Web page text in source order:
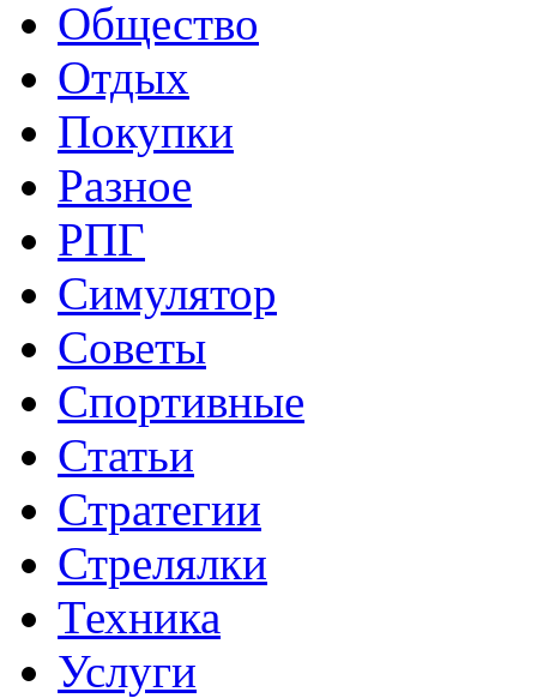
Общество
Отдых
Покупки
Разное
РПГ
Симулятор
Советы
Спортивные
Статьи
Стратегии
Стрелялки
Техника
Услуги